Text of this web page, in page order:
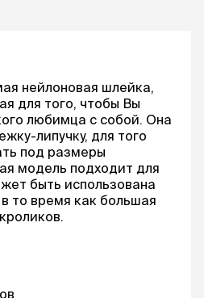
нейлоновая шлейка,
для того, чтобы Вы
любимца с собой. Она
липучку, для того
под размеры
модель подходит для
быть использована
то время как большая